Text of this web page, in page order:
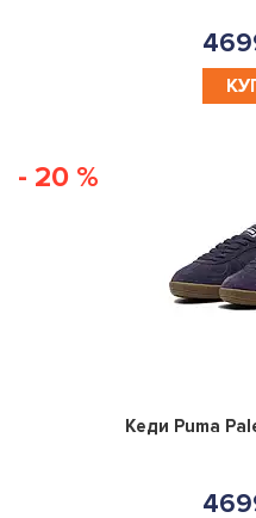
- 20 %
Кеди Puma